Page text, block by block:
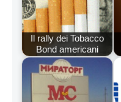
Il rally dei Tobacco
Bond americani